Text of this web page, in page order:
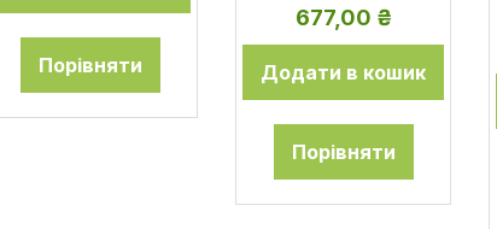
Порівняти
677,00 ₴
Додати в кошик
Порівняти